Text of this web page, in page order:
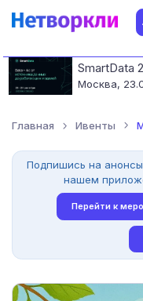
Москва,
Главная Ивенты
Подпишись на
нашем
Перейти к